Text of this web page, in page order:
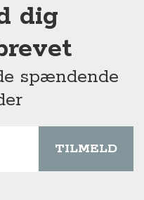
dig
spændende
TILMELD